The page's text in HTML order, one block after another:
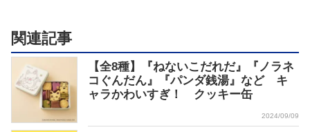
関連記事
【全8種】『ねないこだれだ』『ノラネ
コぐんだん』『パンダ銭湯』など キ
ャラかわいすぎ！ クッキー缶
2024/09/09